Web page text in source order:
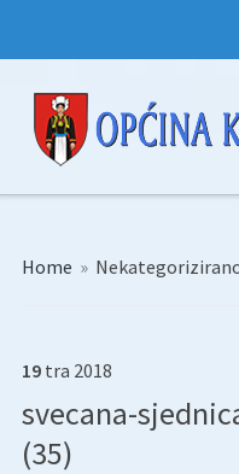
Home »
19 tra 2018
svecana-
(35)